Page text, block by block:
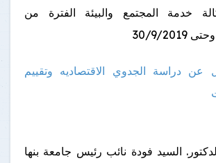
خدمة المجتمع والبيئة الفترة من
دراسة الجدوي الاقتصاديه وتقييم
السيد فودة نائب رئيس جامعة بنها